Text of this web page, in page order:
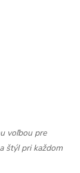
voľbou pre
štýl pri každom